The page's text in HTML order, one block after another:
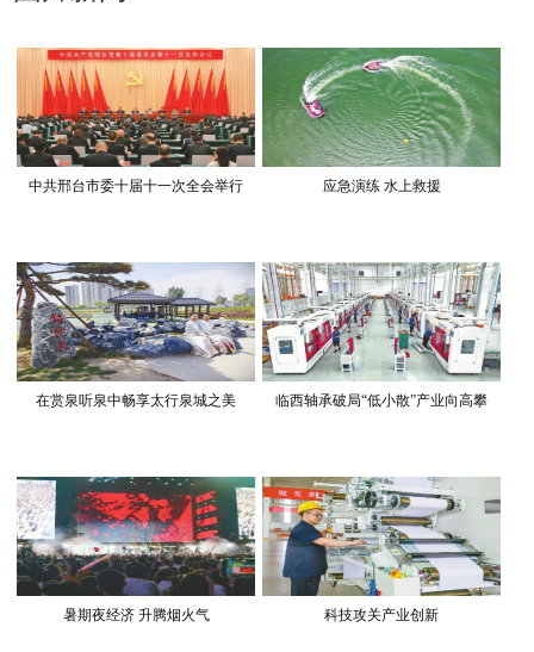
中共邢台市委十届十一次全会举行 应急演练 水上救援
在赏泉听泉中畅享太行泉城之美 临西轴承破局“低小散”产业向高攀
暑期夜经济 升腾烟火气 科技攻关产业创新